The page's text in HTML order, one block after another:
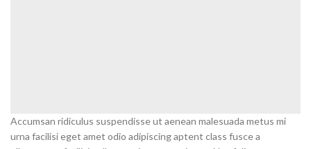
Accumsan ridiculus suspendisse ut aenean malesuada metus mi
urna facilisi eget amet odio adipiscing aptent class fusce a